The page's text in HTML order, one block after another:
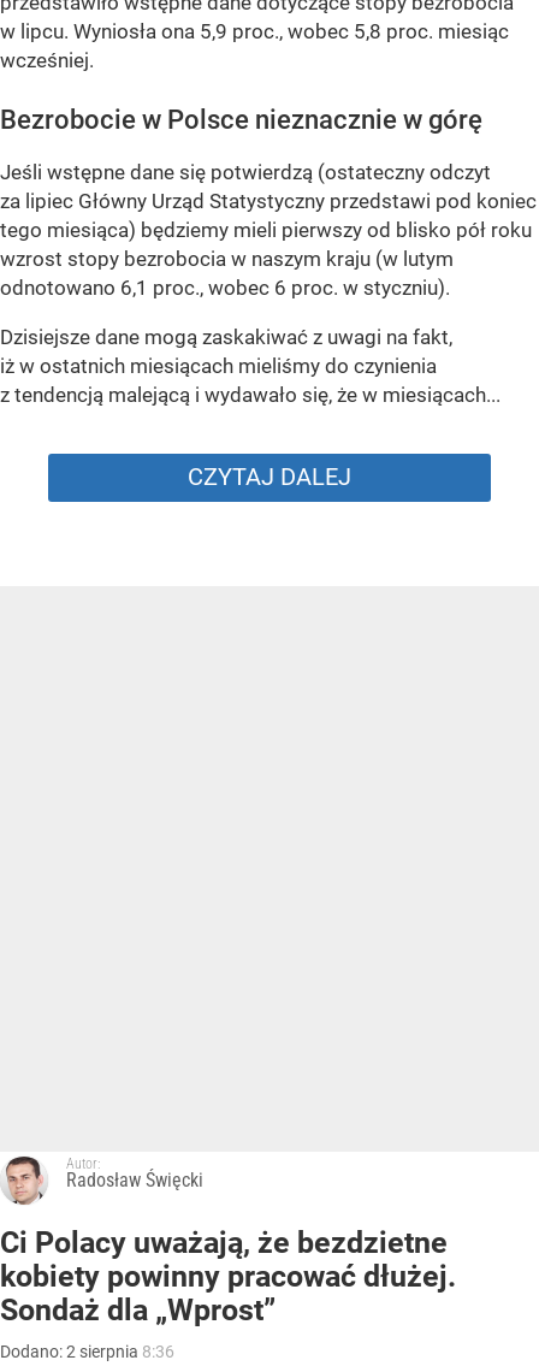
w lipcu. Wyniosła ona 5,9 proc., wobec 5,8 proc. miesiąc
wcześniej.
Bezrobocie w Polsce nieznacznie w górę
Jeśli wstępne dane się potwierdzą (ostateczny odczyt
za lipiec Główny Urząd Statystyczny przedstawi pod koniec
tego miesiąca) będziemy mieli pierwszy od blisko pół roku
wzrost stopy bezrobocia w naszym kraju (w lutym
odnotowano 6,1 proc., wobec 6 proc. w styczniu).
Dzisiejsze dane mogą zaskakiwać z uwagi na fakt,
iż w ostatnich miesiącach mieliśmy do czynienia
z tendencją malejącą i wydawało się, że w miesiącach...
CZYTAJ DALEJ
Autor:
Radosław Święcki
Ci Polacy uważają, że bezdzietne
kobiety powinny pracować dłużej.
Sondaż dla „Wprost”
Dodano:2 sierpnia 8:36